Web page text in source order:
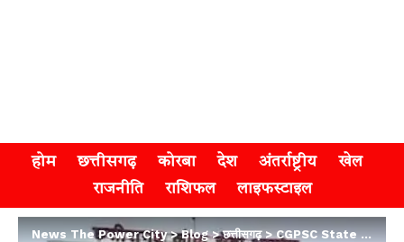
होम छत्तीसगढ़ कोरबा देश अंतर्राष्ट्रीय
खेल
राजनीति
राशिफल लाइफस्टाइल
News The Power City>Blog>छत्तीसगढ़>CGPSC State Services Exam : आबकारी विभाग में भर्ती को लेकर आयोग ने जारी की चयनित अभ्यर्थियों की सूची